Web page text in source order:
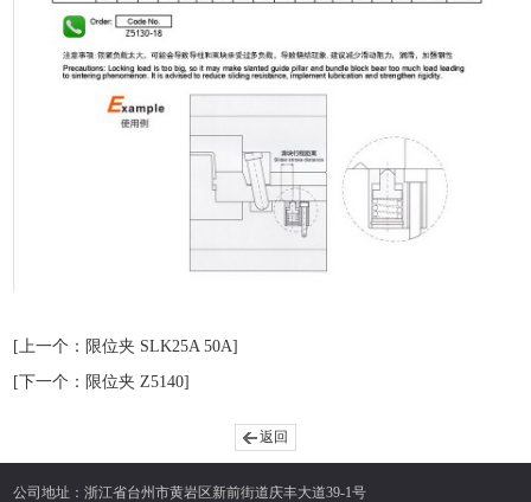
[上一个：限位夹 SLK25A 50A]
[下一个：限位夹 Z5140]
返回
公司地址：浙江省台州市黄岩区新前街道庆丰大道39-1号